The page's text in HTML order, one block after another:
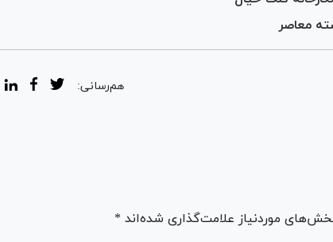
معاصر
هم‌رسانی:
موردنیاز علامت‌گذاری شده‌اند *